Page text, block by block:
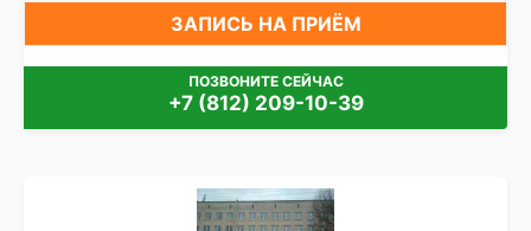
ЗАПИСЬ НА ПРИЁМ
ПОЗВОНИТЕ СЕЙЧАС
+7 (812) 209-10-39